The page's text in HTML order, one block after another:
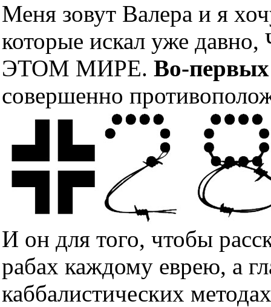
Меня зовут Валера и я
которые искал уже
ЭТОМ МИРЕ. Во-первых
совершенно
И он для того, чтобы
рабах каждому еврею, а
каббалистических